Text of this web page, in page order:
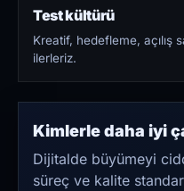
Test kültürü
Kreatif, hedefleme, açılış
ilerleriz.
Kimlerle daha iyi
Dijitalde büyümeyi
süreç ve kalite